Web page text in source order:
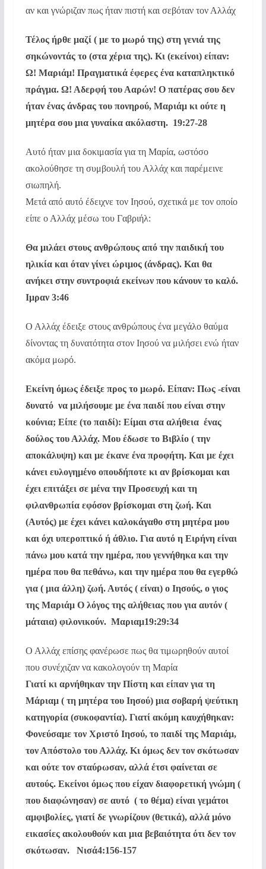
αν και γνώριζαν πως ήταν πιστή και σεβόταν τον Αλλάχ
Τέλος ήρθε μαζί ( με το μωρό της) στη γενιά της
σηκώνοντάς το (στα χέρια της). Κι (εκείνοι) είπαν:
Ω! Μαριάμ! Πραγματικά έφερες ένα καταπληκτικό
πράγμα. Ω! Αδερφή του Ααρών! Ο πατέρας σου δεν
ήταν ένας άνδρας του πονηρού, Μαριάμ κι ούτε η
μητέρα σου μια γυναίκα ακόλαστη. 19:27-28
Αυτό ήταν μια δοκιμασία για τη Μαρία, ωστόσο
ακολούθησε τη συμβουλή του Αλλάχ και παρέμεινε
σιωπηλή.
Μετά από αυτό έδειχνε τον Ιησού, σχετικά με τον οποίο
είπε ο Αλλάχ μέσω του Γαβριήλ:
Θα μιλάει στους ανθρώπους από την παιδική του
ηλικία και όταν γίνει ώριμος (άνδρας). Και θα
ανήκει στην συντροφιά εκείνων που κάνουν το καλό.
Ιμραν 3:46
Ο Αλλάχ έδειξε στους ανθρώπους ένα μεγάλο θαύμα
δίνοντας τη δυνατότητα στον Ιησού να μιλήσει ενώ ήταν
ακόμα μωρό.
Εκείνη όμως έδειξε προς το μωρό. Είπαν: Πως -είναι
δυνατό  να μιλήσουμε με ένα παιδί που είναι στην
κούνια; Είπε (το παιδί): Είμαι στα αλήθεια  ένας
δούλος του Αλλάχ. Μου έδωσε το Βιβλίο ( την
αποκάλυψη) και με έκανε ένα προφήτη. Και με έχει
κάνει ευλογημένο οπουδήποτε κι αν βρίσκομαι και
έχει επιτάξει σε μένα την Προσευχή και τη
φιλανθρωπία εφόσον βρίσκομαι στη ζωή. Και
(Αυτός) με έχει κάνει καλοκάγαθο στη μητέρα μου
και όχι υπεροπτικό ή άθλιο. Για αυτό η Ειρήνη είναι
πάνω μου κατά την ημέρα, που γεννήθηκα και την
ημέρα που θα πεθάνω, και την ημέρα που θα εγερθώ
για ( μια άλλη) ζωή. Αυτός ( είναι) ο Ιησούς, ο γιος
της Μαριάμ Ο λόγος της αλήθειας που για αυτόν (
μάταια) φιλονικούν. Μαριαμ19:29:34
Ο Αλλάχ επίσης φανέρωσε πως θα τιμωρηθούν αυτοί
που συνέχιζαν να κακολογούν τη Μαρία
Γιατί κι αρνήθηκαν την Πίστη και είπαν για τη
Μάριαμ ( τη μητέρα του Ιησού) μια σοβαρή ψεύτικη
κατηγορία (συκοφαντία). Γιατί ακόμη καυχήθηκαν:
Φονεύσαμε τον Χριστό Ιησού, το παιδί της Μαριάμ,
τον Απόστολο του Αλλάχ. Κι όμως δεν τον σκότωσαν
και ούτε τον σταύρωσαν, αλλά έτσι φαίνεται σε
αυτούς. Εκείνοι όμως που είχαν διαφορετική γνώμη (
που διαφώνησαν) σε αυτό ( το θέμα) είναι γεμάτοι
αμφιβολίες, γιατί δε γνωρίζουν (θετικά), αλλά μόνο
εικασίες ακολουθούν και μια βεβαιότητα ότι δεν τον
σκότωσαν. Νισά4:156-157